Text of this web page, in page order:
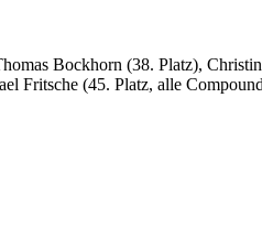
Bockhorn (38. Platz),
Fritsche (45. Platz, alle